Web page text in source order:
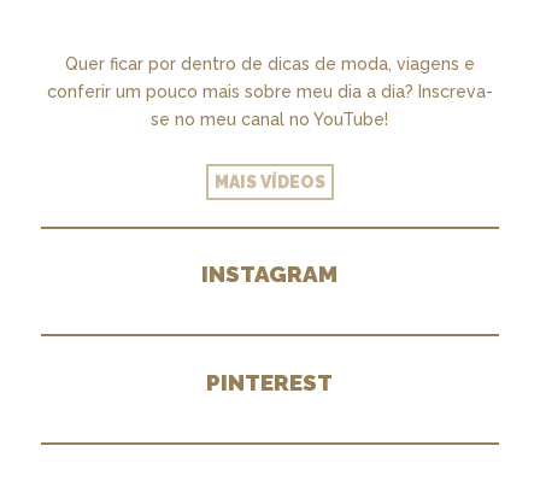
Quer ficar por dentro de dicas de moda, viagens e
conferir um pouco mais sobre meu dia a dia? Inscreva-
se no meu canal no YouTube!
MAIS VÍDEOS
INSTAGRAM
PINTEREST